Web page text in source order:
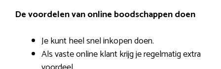
De voordelen van online boodschappen doen
Je kunt heel snel inkopen doen.
Als vaste online klant krijg je regelmatig extra